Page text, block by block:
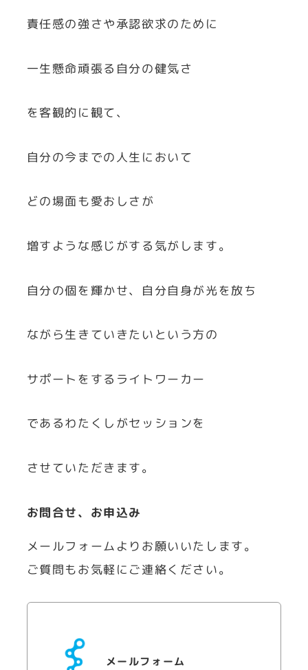
責任感の強さや承認欲求のために
一生懸命頑張る自分の健気さ
を客観的に観て、
自分の今までの人生において
どの場面も愛おしさが
増すような感じがする気がします。
自分の個を輝かせ、自分自身が光を放ち
ながら生きていきたいという方の
サポートをするライトワーカー
であるわたくしがセッションを
させていただきます。
お問合せ、お申込み
メールフォームよりお願いいたします。
ご質問もお気軽にご連絡ください。
メールフォーム